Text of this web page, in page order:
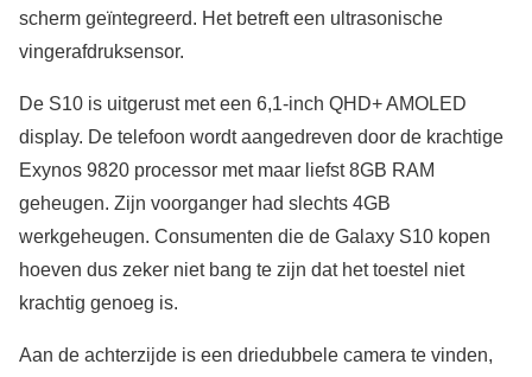
scherm geïntegreerd. Het betreft een ultrasonische
vingerafdruksensor.
De S10 is uitgerust met een 6,1-inch QHD+ AMOLED
display. De telefoon wordt aangedreven door de krachtige
Exynos 9820 processor met maar liefst 8GB RAM
geheugen. Zijn voorganger had slechts 4GB
werkgeheugen. Consumenten die de Galaxy S10 kopen
hoeven dus zeker niet bang te zijn dat het toestel niet
krachtig genoeg is.
Aan de achterzijde is een driedubbele camera te vinden,